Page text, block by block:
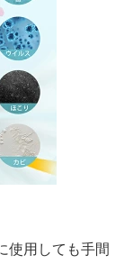
使用しても手間